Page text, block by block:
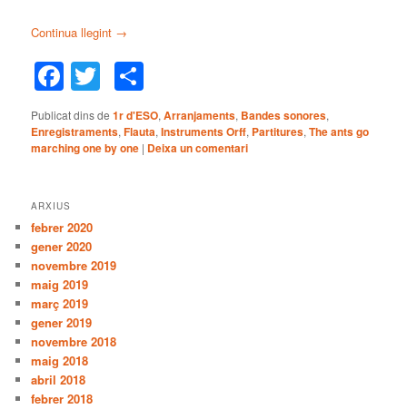
Continua llegint →
Facebook
Twitter
Publicat dins de 1r d'ESO,Arranjaments, Bandes sonores,
Enregistraments,Flauta,Instruments Orff, Partitures,The ants go
marching one by one | Deixa un comentari
ARXIUS
febrer 2020
gener 2020
novembre 2019
maig 2019
març 2019
gener 2019
novembre 2018
maig 2018
abril 2018
febrer 2018